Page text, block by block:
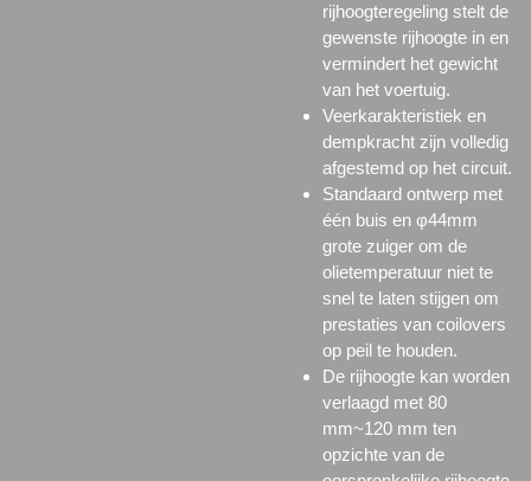
rijhoogteregeling stelt de
gewenste rijhoogte in en
vermindert het gewicht
van het voertuig.
Veerkarakteristiek en
dempkracht zijn volledig
afgestemd op het circuit.
Standaard ontwerp met
één buis en φ44mm
grote zuiger om de
olietemperatuur niet te
snel te laten stijgen om
prestaties van coilovers
op peil te houden.
De rijhoogte kan worden
verlaagd met 80
mm~120 mm ten
opzichte van de